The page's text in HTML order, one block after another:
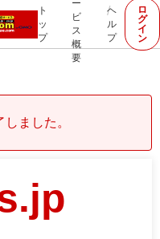
ト
ッ
プ
ー
ビ
ス
概
要
ヘ
ル
プ
ロ
グ
イ
ン
ました。